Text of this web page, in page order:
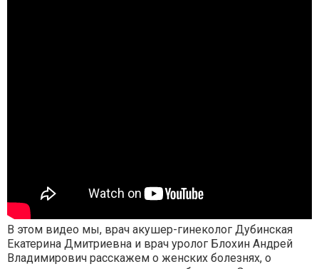
В этом видео мы, врач акушер-гинеколог Дубинская
Екатерина Дмитриевна и врач уролог Блохин Андрей
Владимирович расскажем о женских болезнях, о